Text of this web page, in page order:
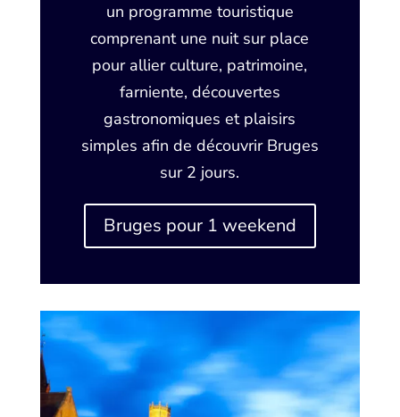
un programme touristique
comprenant une nuit sur place
pour allier culture, patrimoine,
farniente, découvertes
gastronomiques et plaisirs
simples afin de découvrir Bruges
sur 2 jours.
Bruges pour 1 weekend